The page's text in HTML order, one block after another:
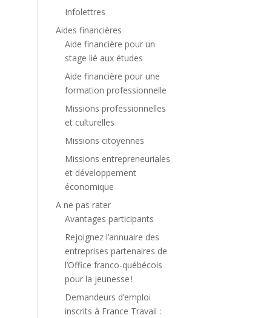
Infolettres
Aides financières
Aide financière pour un
stage lié aux études
Aide financière pour une
formation professionnelle
Missions professionnelles
et culturelles
Missions citoyennes
Missions entrepreneuriales
et développement
économique
A ne pas rater
Avantages participants
Rejoignez l’annuaire des
entreprises partenaires de
l’Office franco-québécois
pour la jeunesse !
Demandeurs d’emploi
inscrits à France Travail :